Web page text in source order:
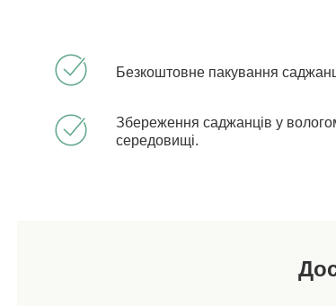
Безкоштовне пакування
Збереження саджанців у
середовищі.